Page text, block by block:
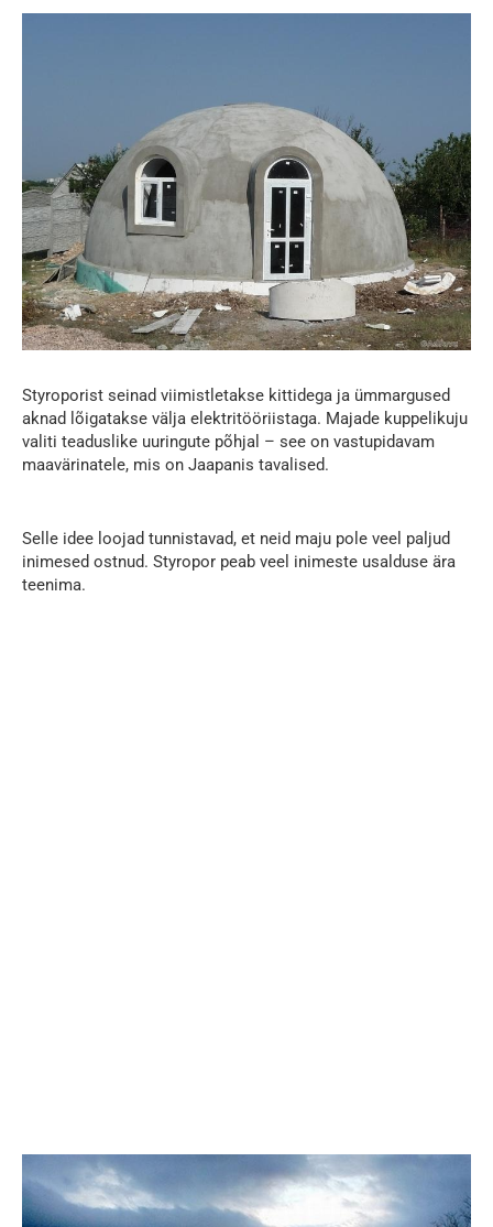
Styroporist seinad viimistletakse kittidega ja ümmargused
aknad lõigatakse välja elektritööriistaga. Majade kuppelikuju
valiti teaduslike uuringute põhjal – see on vastupidavam
maavärinatele, mis on Jaapanis tavalised.
Selle idee loojad tunnistavad, et neid maju pole veel paljud
inimesed ostnud. Styropor peab veel inimeste usalduse ära
teenima.